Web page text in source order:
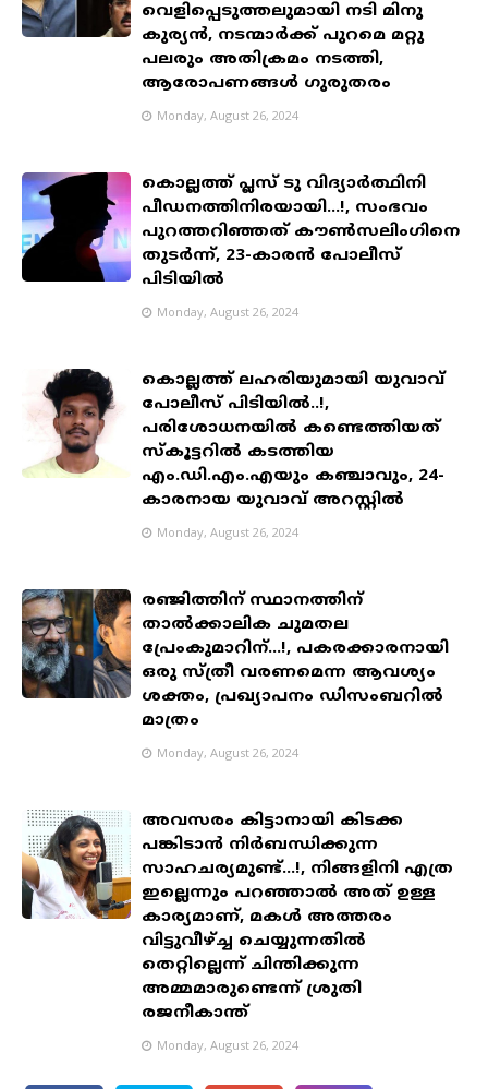
വെളിപ്പെടുത്തലുമായി നടി മിനു
കുര്യൻ, നടന്മാർക്ക് പുറമെ മറ്റു
പലരും അതിക്രമം നടത്തി,
ആരോപണങ്ങൾ ഗുരുതരം
Monday, August 26, 2024
കൊല്ലത്ത് പ്ലസ് ടു വിദ്യാർത്ഥിനി
പീഡനത്തിനിരയായി...!, സംഭവം
പുറത്തറിഞ്ഞത് കൗൺസലിംഗിനെ
തുടർന്ന്, 23-കാരൻ പോലീസ്
പിടിയിൽ
Monday, August 26, 2024
കൊല്ലത്ത് ലഹരിയുമായി യുവാവ്
പോലീസ് പിടിയിൽ..!,
പരിശോധനയിൽ കണ്ടെത്തിയത്
സ്‌കൂട്ടറിൽ കടത്തിയ
എം.ഡി.എം.എയും കഞ്ചാവും, 24-
കാരനായ യുവാവ് അറസ്റ്റിൽ
Monday, August 26, 2024
രഞ്ജിത്തിന് സ്ഥാനത്തിന്
താല്‍ക്കാലിക ചുമതല
പ്രേംകുമാറിന്...!, പകരക്കാരനായി
ഒരു സ്ത്രീ വരണമെന്ന ആവശ്യം
ശക്തം, പ്രഖ്യാപനം ഡിസംബറില്‍
മാത്രം
Monday, August 26, 2024
അവസരം കിട്ടാനായി കിടക്ക
പങ്കിടാന്‍ നിര്‍ബന്ധിക്കുന്ന
സാഹചര്യമുണ്ട്...!, നിങ്ങളിനി എത്ര
ഇല്ലെന്നും പറഞ്ഞാല്‍ അത് ഉള്ള
കാര്യമാണ്, മകള്‍ അത്തരം
വിട്ടുവീഴ്ച്ച ചെയ്യുന്നതില്‍
തെറ്റില്ലെന്ന് ചിന്തിക്കുന്ന
അമ്മമാരുണ്ടെന്ന് ശ്രുതി
രജനീകാന്ത്
Monday, August 26, 2024